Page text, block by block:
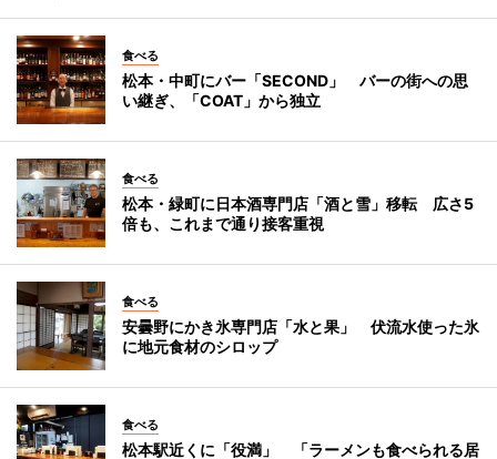
食べる
松本・中町にバー「SECOND」 バーの街への思
い継ぎ、「COAT」から独立
食べる
松本・緑町に日本酒専門店「酒と雪」移転 広さ5
倍も、これまで通り接客重視
食べる
安曇野にかき氷専門店「水と果」 伏流水使った氷
に地元食材のシロップ
食べる
松本駅近くに「役満」 「ラーメンも食べられる居